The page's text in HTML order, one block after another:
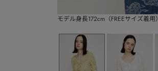
モデル身長172cm（FREEサイズ着用）